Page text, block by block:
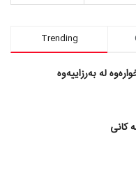
Trending
لە بەرزاییەوە
کانی